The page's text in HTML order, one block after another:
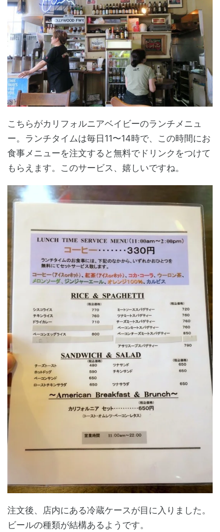
こちらがカリフォルニアベイビーのランチメニュ
ー。ランチタイムは毎日11〜14時で、この時間にお
食事メニューを注文すると無料でドリンクをつけて
もらえます。このサービス、嬉しいですね。
注文後、店内にある冷蔵ケースが目に入りました。
ビールの種類が結構あるようです。